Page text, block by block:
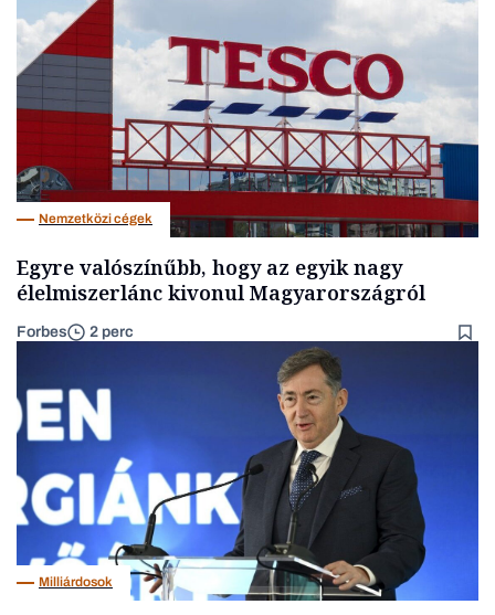
Nemzetközi cégek
Egyre valószínűbb, hogy az egyik nagy
élelmiszerlánc kivonul Magyarországról
Forbes 2 perc
Milliárdosok